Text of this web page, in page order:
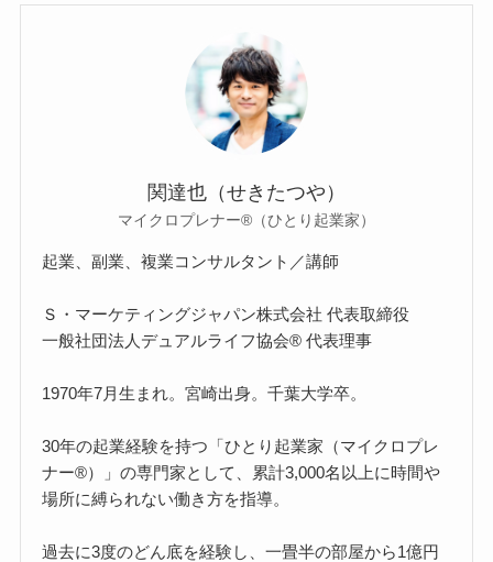
関達也（せきたつや）
マイクロプレナー®（ひとり起業家）
起業、副業、複業コンサルタント／講師
Ｓ・マーケティングジャパン株式会社 代表取締役
一般社団法人デュアルライフ協会® 代表理事
1970年7月生まれ。宮崎出身。千葉大学卒。
30年の起業経験を持つ「ひとり起業家（マイクロプレ
ナー®）」の専門家として、累計3,000名以上に時間や
場所に縛られない働き方を指導。
過去に3度のどん底を経験し、一畳半の部屋から1億円